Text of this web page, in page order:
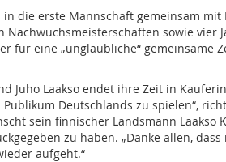
in die erste Mannschaft gemeinsam
Nachwuchsmeisterschaften sowie
für eine „unglaubliche“ gemeinsame
Juho Laakso endet ihre Zeit in
Deutschlands zu spielen“,
sein finnischer Landsmann Laakso
zu haben. „Danke allen,
aufgeht.“